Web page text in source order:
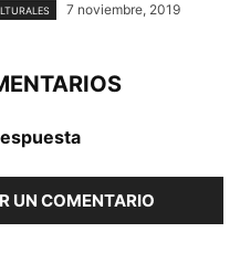
7 noviembre, 2019
UN COMENTARIO